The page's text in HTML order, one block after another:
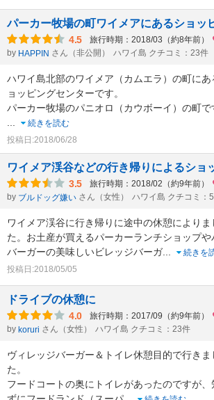
パーカー牧場の町ワイメアにあるショッ
4.5 旅行時期：2018/03（約8年前）
by HAPPIN さん（非公開） ハワイ島 クチコミ：23件
ハワイ島北部のワイメア（カムエラ）の町にあ
ョッピングセンターです。
パーカー牧場のパニオロ（カウボーイ）の町で
続きを読む
投稿日:2018/06/28
ワイメア渓谷などの行き帰りによるショ
3.5 旅行時期：2018/02（約9年前）
by ブルドッグ嫌い さん（女性） ハワイ島 クチコミ：
ワイメア渓谷に行き帰りに途中の休憩によりま
た。お土産が買えるパーカーランチショップや
バーガーの美味しいビレッジバーガ...
続きを
投稿日:2018/05/05
ドライブの休憩に
4.0 旅行時期：2017/09（約9年前）
by koruri さん（女性） ハワイ島 クチコミ：23件
ヴィレッジバーガー＆トイレ休憩目的で行きま
た。
フードコートの奥にトイレがあったのですが、